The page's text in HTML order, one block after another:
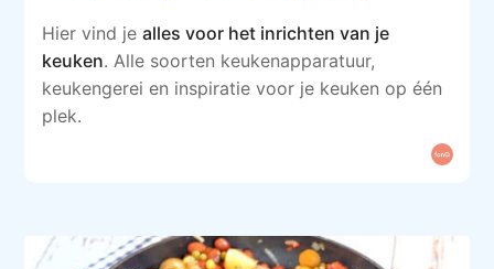
Hier vind jealles voor het inrichten van je
keuken. Alle soorten keukenapparatuur,
keukengerei en inspiratie voor je keuken op één
plek.